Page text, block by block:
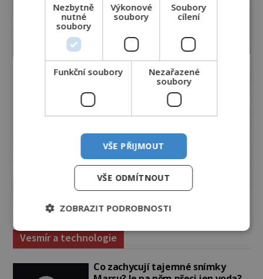
Vesmír a technologie
Co zachycují tajemné snímky
Nezbytně
nutné
soubory
Výkonové
soubory
Soubory
cílení
Funkční soubory
Nezařazené
soubory
VŠE PŘIJMOUT
VŠE ODMÍTNOUT
ZOBRAZIT PODROBNOSTI